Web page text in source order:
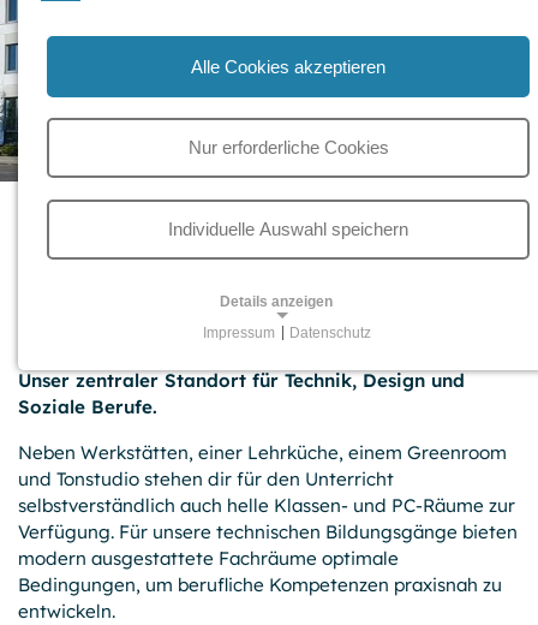
Standort Prenzlauer Berg
(Pankow)
Direkt am S-Bahn-Ring (Bhf.
Storkower Str.)
Unser zentraler Standort für Technik, Design und
Soziale Berufe.
Neben Werk­stätten, einer Lehrküche, einem Green­room
und Tonstudio stehen dir für den Unterricht
selbstverständlich auch helle Klassen- und PC-Räume zur
Verfügung. Für unsere technischen Bildungs­gänge bieten
modern ausgestattete Fachräume optimale
Bedingungen, um berufliche Kompetenzen praxisnah zu
entwickeln.
Alle Cookies akzeptieren
Nur erforderliche Cookies
Individuelle Auswahl speichern
Details anzeigen
Für grundlegende Funktionen und einwandfreien Betrieb
der Website erforderliche Cookies.
Session-Cookies
Name:
PHPSESSID, PHPSESSLP, fe_typo_user
Anbieter:
GPB College gGmbH, Beuthstraße 8, 10117 Berlin
Impressum Datenschutz